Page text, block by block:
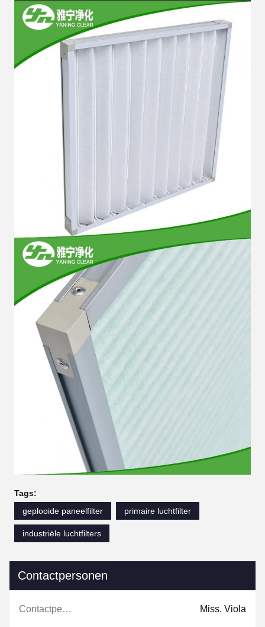
Tags:
geplooide paneelfilter
primaire luchtfilter
industriële luchtfilters
Contactpersonen
Contactpersonen: Miss. Viola